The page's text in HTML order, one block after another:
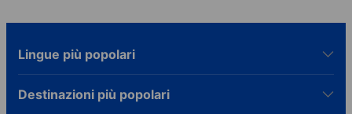
Lingue più popolari
Destinazioni più popolari